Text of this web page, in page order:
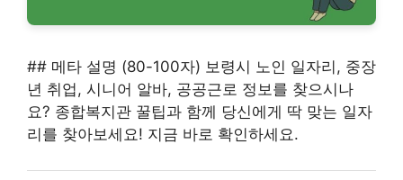
## 메타 설명 (80-100자) 보령시 노인 일자리, 중장
년 취업, 시니어 알바, 공공근로 정보를 찾으시나
요? 종합복지관 꿀팁과 함께 당신에게 딱 맞는 일자
리를 찾아보세요! 지금 바로 확인하세요.